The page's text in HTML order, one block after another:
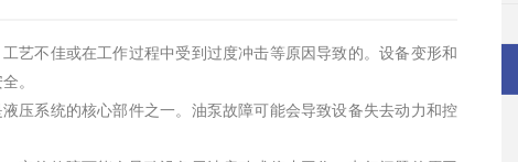
艺不佳或在工作过程中受到过度冲击等原因导致的。设备变形和
。
压系统的核心部件之一。油泵故障可能会导致设备失去动力和控